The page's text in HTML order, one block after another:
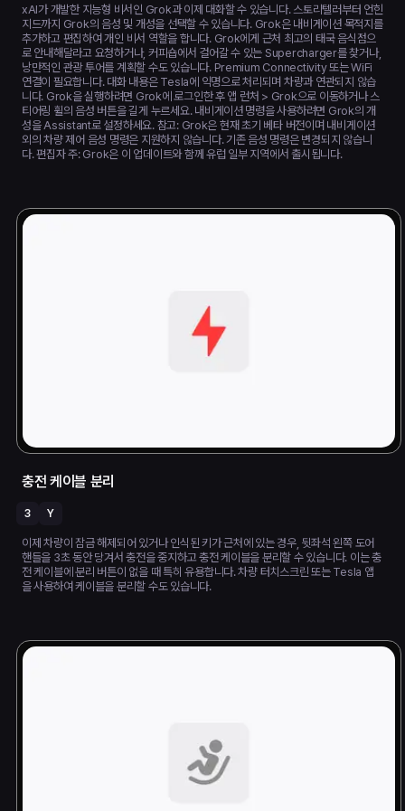
xAI가 개발한 지능형 비서인 Grok과 이제 대화할 수 있습니다. 스토리텔러부터 언힌
지드까지 Grok의 음성 및 개성을 선택할 수 있습니다. Grok은 내비게이션 목적지를
추가하고 편집하여 개인 비서 역할을 합니다. Grok에게 근처 최고의 태국 음식점으
로 안내해달라고 요청하거나, 커피숍에서 걸어갈 수 있는 Supercharger를 찾거나,
낭만적인 관광 투어를 계획할 수도 있습니다. Premium Connectivity 또는 WiFi
연결이 필요합니다. 대화 내용은 Tesla에 익명으로 처리되며 차량과 연관되지 않습
니다. Grok을 실행하려면 Grok에 로그인한 후 앱 런처 > Grok으로 이동하거나 스
티어링 휠의 음성 버튼을 길게 누르세요. 내비게이션 명령을 사용하려면 Grok의 개
성을 Assistant로 설정하세요. 참고: Grok은 현재 초기 베타 버전이며 내비게이션
외의 차량 제어 음성 명령은 지원하지 않습니다. 기존 음성 명령은 변경되지 않습니
다. 편집자 주: Grok은 이 업데이트와 함께 유럽 일부 지역에서 출시됩니다.
충전 케이블 분리
3 Y
이제 차량이 잠금 해제되어 있거나 인식된 키가 근처에 있는 경우, 뒷좌석 왼쪽 도어
핸들을 3초 동안 당겨서 충전을 중지하고 충전 케이블을 분리할 수 있습니다. 이는 충
전 케이블에 분리 버튼이 없을 때 특히 유용합니다. 차량 터치스크린 또는 Tesla 앱
을 사용하여 케이블을 분리할 수도 있습니다.